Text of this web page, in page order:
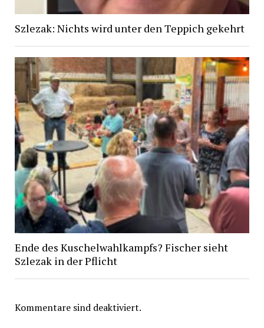
Szlezak: Nichts wird unter den Teppich gekehrt
Ende des Kuschelwahlkampfs? Fischer sieht
Szlezak in der Pflicht
Kommentare sind deaktiviert.